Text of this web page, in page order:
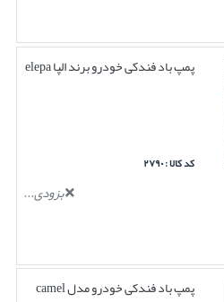
پمپ باد فندکی خودرو برند الپا elepa
کد کالا : ۲۷۹۰
بزودی...
پمپ باد فندکی خودرو مدل camel